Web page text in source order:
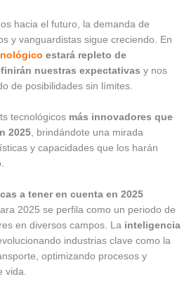
hacia el futuro, la demanda de
y vanguardistas sigue creciendo. En
estará repleto de
nuestras expectativas y nos
de posibilidades sin límites.
tecnológicos más innovadores que
2025, brindándote una mirada
y capacidades que los harán
a tener en cuenta en 2025
2025 se perfila como un periodo de
en diversos campos. La inteligencia
industrias clave como la
optimizando procesos y
vida.